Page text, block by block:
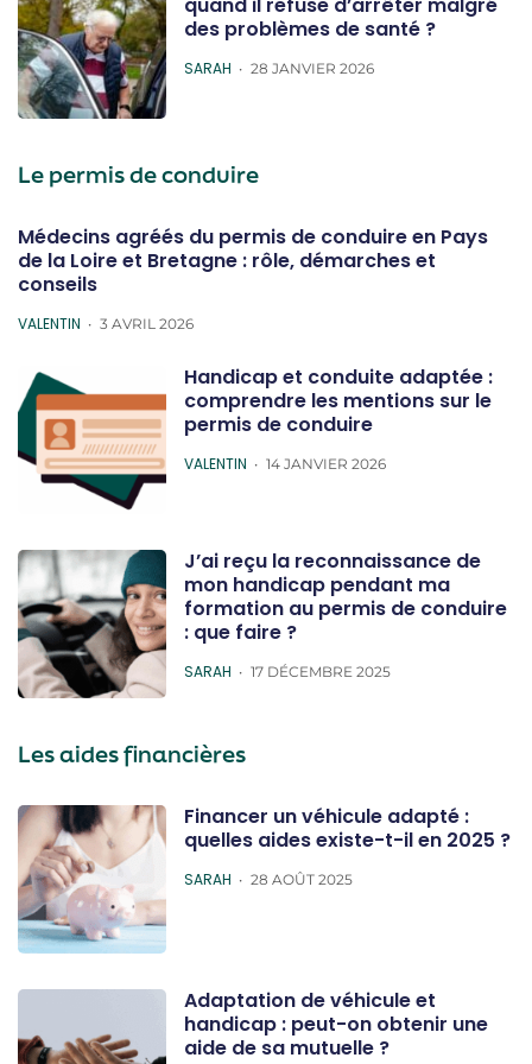
quand il refuse d’arrêter malgré
des problèmes de santé ?
POSTED
SARAH 28 JANVIER 2026
Le permis de conduire
Médecins agréés du permis de conduire en Pays
de la Loire et Bretagne : rôle, démarches et
conseils
POSTED
VALENTIN 3 AVRIL 2026
Handicap et conduite adaptée :
comprendre les mentions sur le
permis de conduire
POSTED
VALENTIN 14 JANVIER 2026
J’ai reçu la reconnaissance de
mon handicap pendant ma
formation au permis de conduire
: que faire ?
POSTED
SARAH 17 DÉCEMBRE 2025
Les aides financières
Financer un véhicule adapté :
quelles aides existe-t-il en 2025 ?
POSTED
SARAH 28 AOÛT 2025
Adaptation de véhicule et
handicap : peut-on obtenir une
aide de sa mutuelle ?